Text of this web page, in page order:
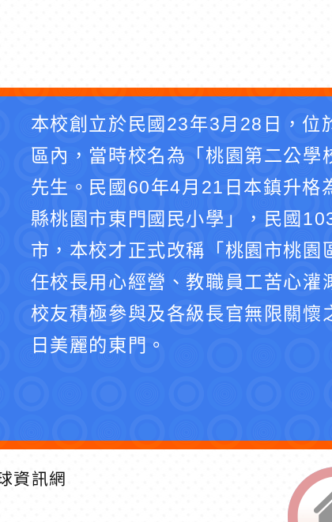
本校創立於民國23年3月28日，位
區內，當時校名為「桃園第二公
先生。民國60年4月21日本鎮升格
縣桃園市東門國民小學」，民國
市，本校才正式改稱「桃園市桃
任校長用心經營、教職員工苦心灌
校友積極參與及各級長官無限關懷
日美麗的東門。
資訊網